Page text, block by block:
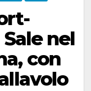
nel
con